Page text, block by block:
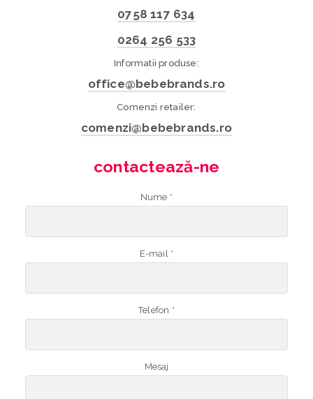
0758 117 634
0264 256 533
Informatii produse:
office@bebebrands.ro
Comenzi retailer:
comenzi@bebebrands.ro
contactează-ne
Nume *
E-mail *
Telefon *
Mesaj